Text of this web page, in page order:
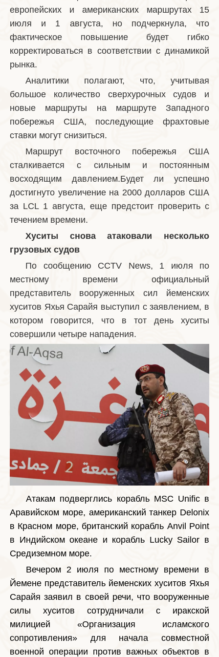
европейских и американских маршрутах 15
июля и 1 августа, но подчеркнула, что
фактическое повышение будет гибко
корректироваться в соответствии с динамикой
рынка.
Аналитики полагают, что, учитывая
большое количество сверхурочных судов и
новые маршруты на маршруте Западного
побережья США, последующие фрахтовые
ставки могут снизиться.
Маршрут восточного побережья США
сталкивается с сильным и постоянным
восходящим давлением.Будет ли успешно
достигнуто увеличение на 2000 долларов США
за LCL 1 августа, еще предстоит проверить с
течением времени.
Хуситы снова атаковали несколько
грузовых судов
По сообщению CCTV News, 1 июля по
местному времени официальный
представитель вооруженных сил йеменских
хуситов Яхья Сарайя выступил с заявлением, в
котором говорится, что в тот день хуситы
совершили четыре нападения.
Атакам подверглись корабль MSC Unific в
Аравийском море, американский танкер Delonix
в Красном море, британский корабль Anvil Point
в Индийском океане и корабль Lucky Sailor в
Средиземном море.
Вечером 2 июля по местному времени в
Йемене представитель йеменских хуситов Яхья
Сарайя заявил в своей речи, что вооруженные
силы хуситов сотрудничали с иракской
милицией «Организация исламского
сопротивления» для начала совместной
военной операции против важных объектов в